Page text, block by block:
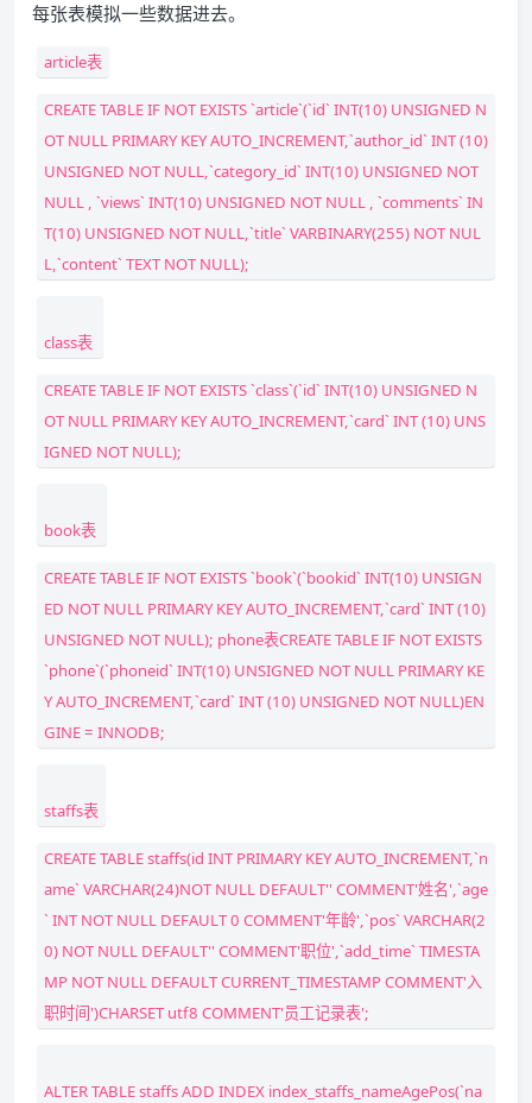
每张表模拟一些数据进去。
article表
CREATE TABLE IF NOT EXISTS `article`(`id` INT(10) UNSIGNED N
OT NULL PRIMARY KEY AUTO_INCREMENT,`author_id` INT (10)
UNSIGNED NOT NULL,`category_id` INT(10) UNSIGNED NOT
NULL , `views` INT(10) UNSIGNED NOT NULL , `comments` IN
T(10) UNSIGNED NOT NULL,`title` VARBINARY(255) NOT NUL
L,`content` TEXT NOT NULL);
class表
CREATE TABLE IF NOT EXISTS `class`(`id` INT(10) UNSIGNED N
OT NULL PRIMARY KEY AUTO_INCREMENT,`card` INT (10) UNS
IGNED NOT NULL);
book表
CREATE TABLE IF NOT EXISTS `book`(`bookid` INT(10) UNSIGN
ED NOT NULL PRIMARY KEY AUTO_INCREMENT,`card` INT (10)
UNSIGNED NOT NULL); phone表CREATE TABLE IF NOT EXISTS
`phone`(`phoneid` INT(10) UNSIGNED NOT NULL PRIMARY KE
Y AUTO_INCREMENT,`card` INT (10) UNSIGNED NOT NULL)EN
GINE = INNODB;
staffs表
CREATE TABLE staffs(id INT PRIMARY KEY AUTO_INCREMENT,`n
ame` VARCHAR(24)NOT NULL DEFAULT'' COMMENT'姓名',`age
` INT NOT NULL DEFAULT 0 COMMENT'年龄',`pos` VARCHAR(2
0) NOT NULL DEFAULT'' COMMENT'职位',`add_time` TIMESTA
MP NOT NULL DEFAULT CURRENT_TIMESTAMP COMMENT'入
职时间')CHARSET utf8 COMMENT'员工记录表';
ALTER TABLE staffs ADD INDEX index_staffs_nameAgePos(`na